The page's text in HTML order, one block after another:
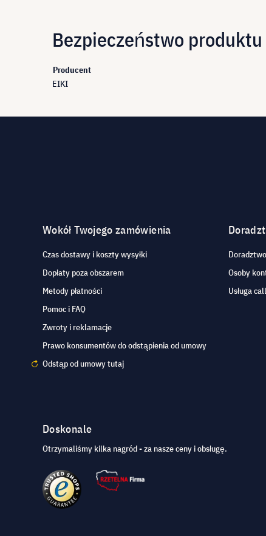
Bezpieczeństwo produktu
Producent
EIKI
Wokół Twojego zamówienia
Czas dostawy i koszty wysyłki
Dopłaty poza obszarem
Metody płatności
Pomoc i FAQ
Zwroty i reklamacje
Prawo konsumentów do odstąpienia od umowy
Odstąp od umowy tutaj
Osoby
Usługa
Doskonale
Otrzymaliśmy kilka nagród - za nasze ceny i obsługę.